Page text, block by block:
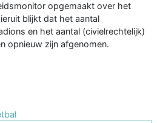
opgemaakt over het
blijkt dat het aantal
en het aantal (civielrechtelijk)
opnieuw zijn afgenomen.